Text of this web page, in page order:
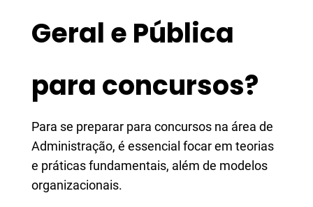
Geral e Pública
para concursos?
Para se preparar para concursos na área de
Administração, é essencial focar em teorias
e práticas fundamentais, além de modelos
organizacionais.